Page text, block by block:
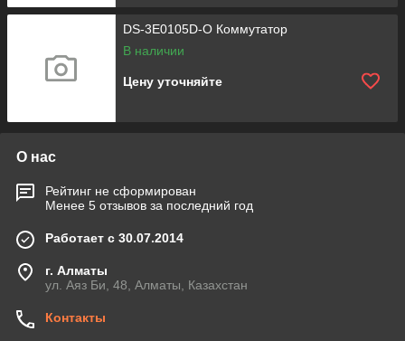
высокому качеству и надежности продукции Hikvision, можно
быть уверенным в безопасности и защите информации,
передаваемой по сети.
DS-3E0105D-O Коммутатор
В наличии
Цену уточняйте
О нас
Рейтинг не сформирован
Менее 5 отзывов за последний год
Работает с 30.07.2014
г. Алматы
ул. Аяз Би, 48, Алматы, Казахстан
Контакты